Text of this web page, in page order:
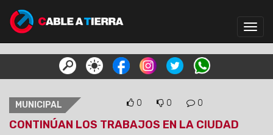
MUNICIPAL 0 0 0
CONTINÚAN LOS TRABAJOS EN LA CIUDAD